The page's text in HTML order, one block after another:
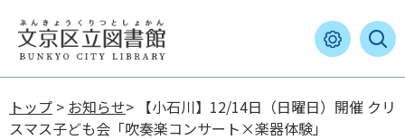
トップ > お知らせ> 【小石川】12/14日（日曜日）開催 クリ
スマス子ども会「吹奏楽コンサート×楽器体験」